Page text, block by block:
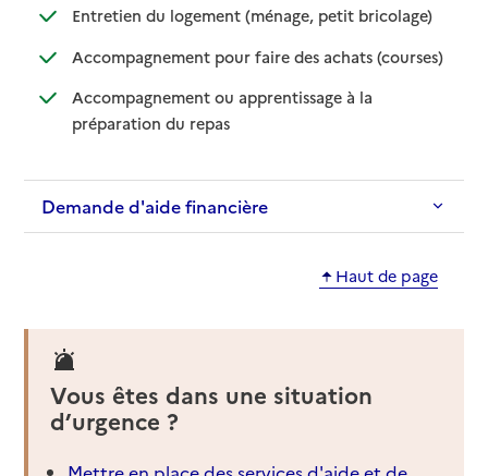
Entretien du logement (ménage, petit bricolage): disponible
: non
Accompagnement pour faire des achats (courses)
:
: non
Accompagnement ou apprentissage à la
préparation du repas: disponible
: non disponible
Demande d'aide financière
Haut de page
Vous êtes dans une situation
d’urgence ?